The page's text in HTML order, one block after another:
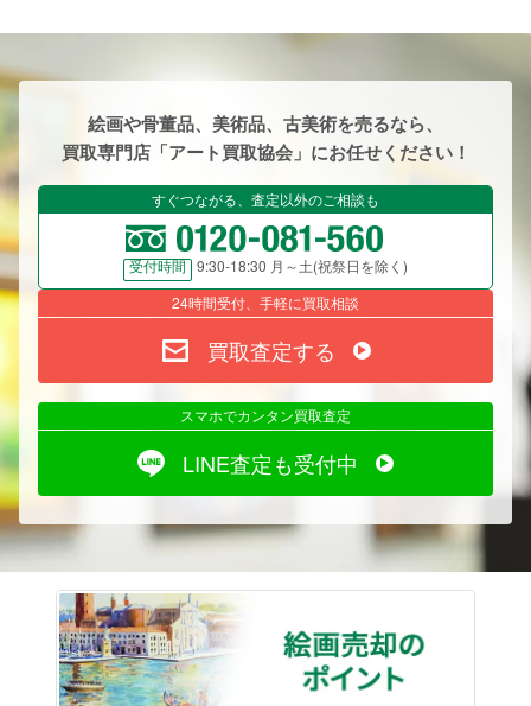
絵画や骨董品、美術品、古美術を売るなら、
買取専門店「アート買取協会」にお任せください！
すぐつながる、査定以外のご相談も
受付時間
9:30-18:30 月～土(祝祭日を除く)
24時間受付、手軽に買取相談
買取査定する
スマホでカンタン買取査定
LINE査定も受付中